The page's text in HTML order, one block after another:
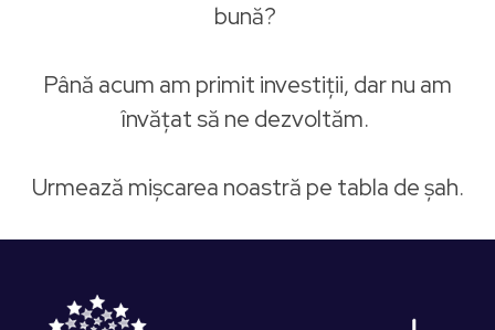
bună?
Până acum am primit investiții, dar nu am
învățat să ne dezvoltăm.
Urmează mișcarea noastră pe tabla de șah.